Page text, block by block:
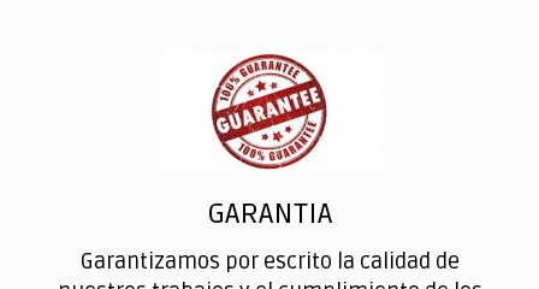
GARANTIA
Garantizamos por escrito la calidad de